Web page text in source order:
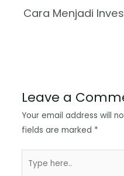
Cara Menjadi
Leave a
Your email address will
fields are marked *